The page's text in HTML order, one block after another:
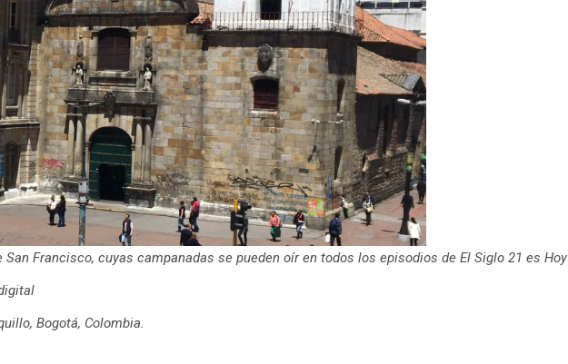
San Francisco, cuyas campanadas se pueden oír en todos los episodios de El Siglo 21 es Hoy
Bogotá, Colombia.